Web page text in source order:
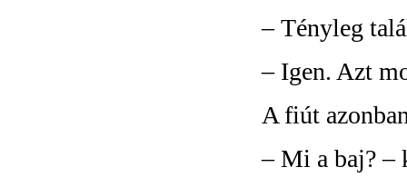
–Tényleg
– Igen. Azt
A fiút
–Mi a baj? –